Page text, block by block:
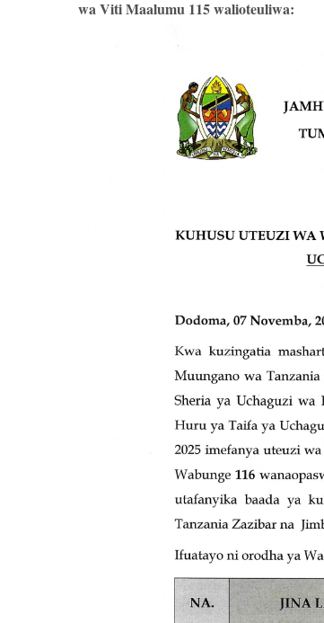
wa Viti Maalumu 115 walioteuliwa: